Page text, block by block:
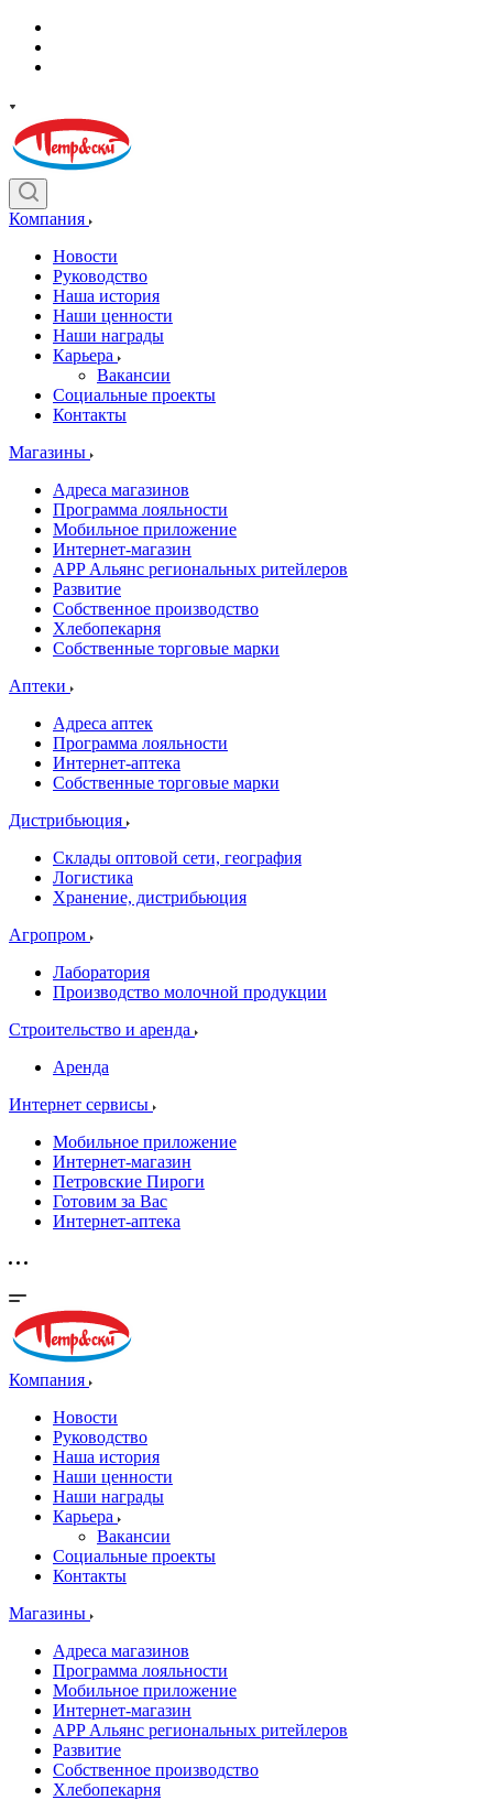
Компания
Новости
Руководство
Наша история
Наши ценности
Наши награды
Карьера
Вакансии
Социальные проекты
Контакты
Магазины
Адреса магазинов
Программа лояльности
Мобильное приложение
Интернет-магазин
APP Альянс региональных ритейлеров
Развитие
Собственное производство
Хлебопекарня
Собственные торговые марки
Аптеки
Адреса аптек
Программа лояльности
Интернет-аптека
Собственные торговые марки
Дистрибьюция
Склады оптовой сети, география
Логистика
Хранение, дистрибьюция
Агропром
Лаборатория
Производство молочной продукции
Строительство и аренда
Аренда
Интернет сервисы
Мобильное приложение
Интернет-магазин
Петровские Пироги
Готовим за Вас
Интернет-аптека
Компания
Новости
Руководство
Наша история
Наши ценности
Наши награды
Карьера
Вакансии
Социальные проекты
Контакты
Магазины
Адреса магазинов
Программа лояльности
Мобильное приложение
Интернет-магазин
APP Альянс региональных ритейлеров
Развитие
Собственное производство
Хлебопекарня